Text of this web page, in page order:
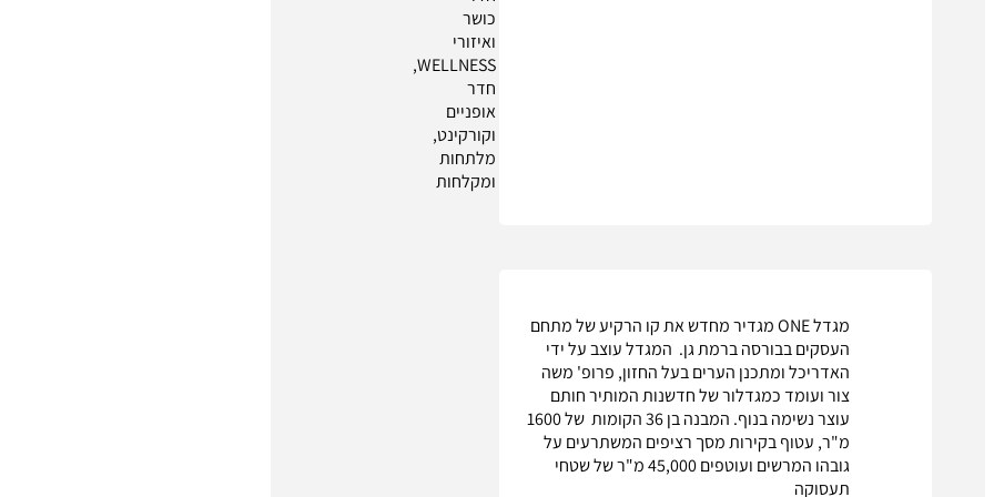
כושר
ואיזורי
WELLNESS,
חדר
אופניים
וקורקינט,
מלתחות
ומקלחות
מגדל ONE מגדיר מחדש את קו הרקיע של מתחם
העסקים בבורסה ברמת גן. המגדל עוצב על ידי
האדריכל ומתכנן הערים בעל החזון, פרופ' משה
צור ועומד כמגדלור של חדשנות המותיר חותם
עוצר נשימה בנוף. המבנה בן 36 הקומות של 1600
מ"ר, עטוף בקירות מסך רציפים המשתרעים על
גובהו המרשים ועוטפים 45,000 מ"ר של שטחי
תעסוקה